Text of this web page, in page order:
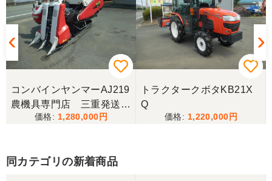
三重県／ユウスケ
購入から引き取りまでスムーズでした。ありがとう
ございました。
三重県／
当方の要望に対して、素早く対応していただき感謝
コンバインヤンマーAJ219
農機具専門店 三重発送整
備済み
1,280,000
トラクタークボタKB21X
Q
1,220,000
同カテゴリの新着商品